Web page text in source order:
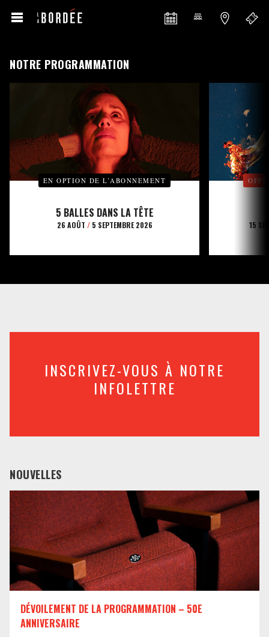
NOTRE PROGRAMMATION
EN OPTION DE L’ABONNEMENT
5 BALLES DANS LA TÊTE
26 AOÛT /5 SEPTEMBRE 2026 15
INSCRIVEZ-VOUS À NOTRE
INFOLETTRE
NOUVELLES
DÉVOILEMENT DE LA PROGRAMMATION – 50E
ANNIVERSAIRE